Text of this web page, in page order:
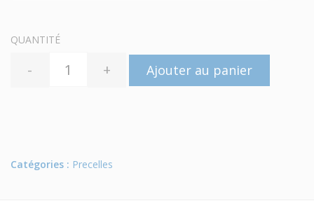
QUANTITÉ
- + Ajouter au panier
Catégories : Precelles